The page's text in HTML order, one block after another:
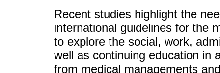
Recent studies highlight the
international guidelines for the
to explore the social, work,
well as continuing education in
from medical managements